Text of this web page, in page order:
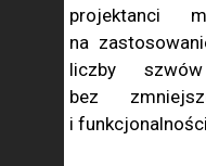
projektanci
na
liczby
bez
i